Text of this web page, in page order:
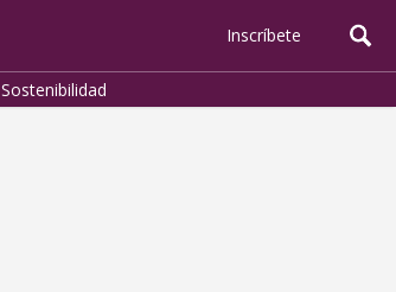
Inscríbete
Sostenibilidad